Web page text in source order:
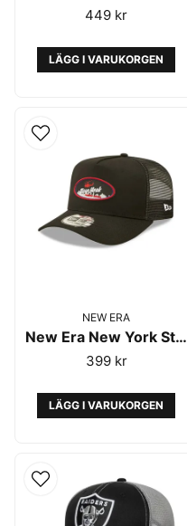
449 kr
LÄGG I VARUKORGEN
NEW ERA
New Era New York State Black A-Frame Trucker - New Era
399 kr
LÄGG I VARUKORGEN